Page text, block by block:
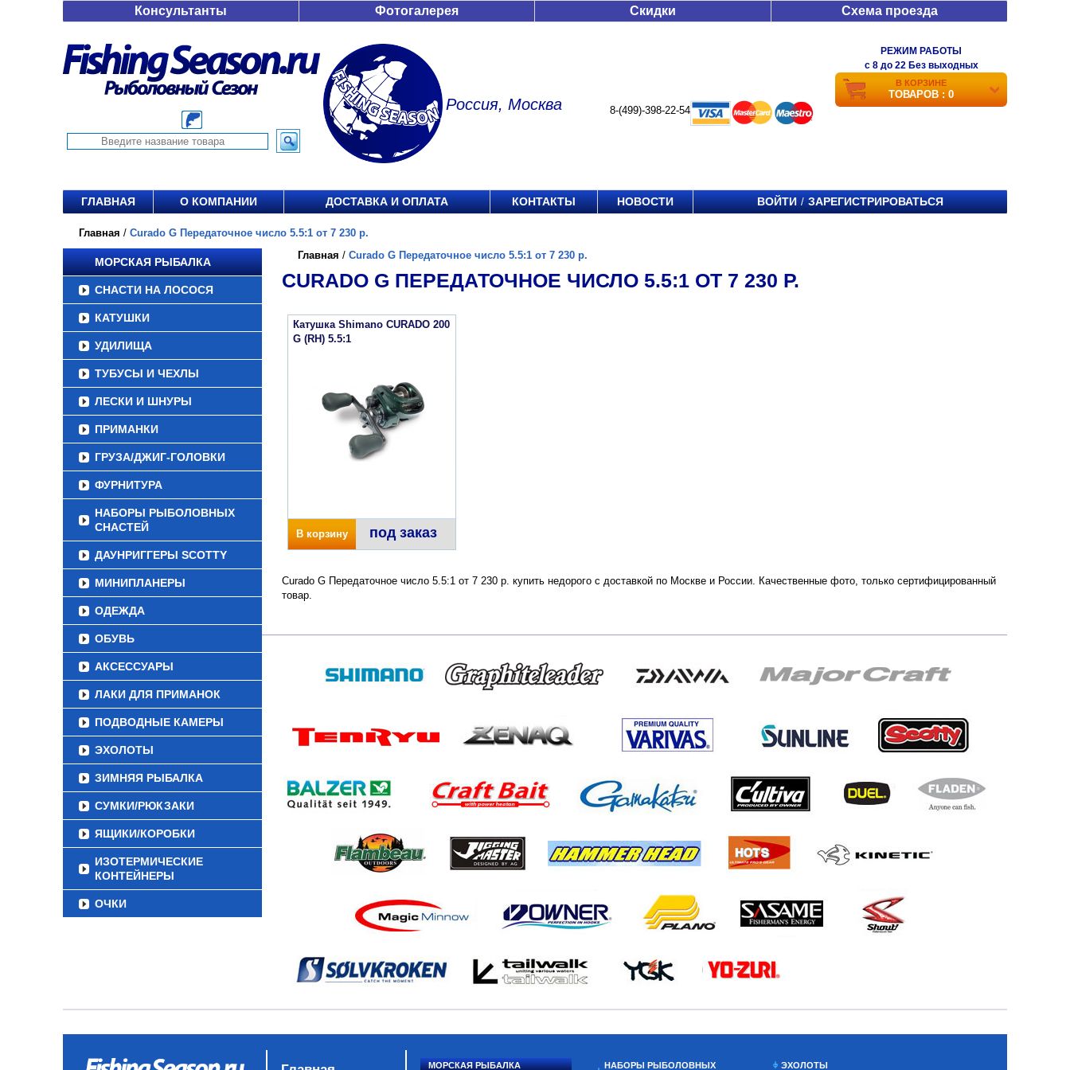
Консультанты Фотогалерея Скидки Схема проезда
Россия, Москва 8-(499)-398-22-54
РЕЖИМ РАБОТЫ
c 8 до 22 Без выходных
В КОРЗИНЕ
ТОВАРОВ : 0
ГЛАВНАЯ О КОМПАНИИ ДОСТАВКА И ОПЛАТА КОНТАКТЫ НОВОСТИ ВОЙТИ / ЗАРЕГИСТРИРОВАТЬСЯ
Главная / Curado G Передаточное число 5.5:1 от 7 230 р.
МОРСКАЯ РЫБАЛКА
СНАСТИ НА ЛОСОСЯ
КАТУШКИ
УДИЛИЩА
ТУБУСЫ И ЧЕХЛЫ
ЛЕСКИ И ШНУРЫ
ПРИМАНКИ
ГРУЗА/ДЖИГ-ГОЛОВКИ
ФУРНИТУРА
НАБОРЫ РЫБОЛОВНЫХ
СНАСТЕЙ
ДАУНРИГГЕРЫ SCOTTY
МИНИПЛАНЕРЫ
ОДЕЖДА
ОБУВЬ
АКСЕССУАРЫ
ЛАКИ ДЛЯ ПРИМАНОК
ПОДВОДНЫЕ КАМЕРЫ
ЭХОЛОТЫ
ЗИМНЯЯ РЫБАЛКА
СУМКИ/РЮКЗАКИ
ЯЩИКИ/КОРОБКИ
ИЗОТЕРМИЧЕСКИЕ
КОНТЕЙНЕРЫ
ОЧКИ
Главная / Curado G Передаточное число 5.5:1 от 7 230 р.
CURADO G ПЕРЕДАТОЧНОЕ ЧИСЛО 5.5:1 ОТ 7 230 Р.
Катушка Shimano CURADO 200
G (RH) 5.5:1
В корзину под заказ
Curado G Передаточное число 5.5:1 от 7 230 р. купить недорого с доставкой по Москве и России. Качественные фото, только сертифицированный
товар.
МОРСКАЯ РЫБАЛКА НАБОРЫ РЫБОЛОВНЫХ ЭХОЛОТЫ